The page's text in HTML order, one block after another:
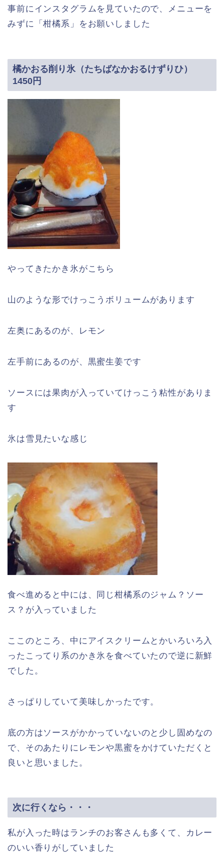
事前にインスタグラムを見ていたので、メニューを
みずに「柑橘系」をお願いしました
橘かおる削り氷（たちばなかおるけずりひ）
1450円
やってきたかき氷がこちら
山のような形でけっこうボリュームがあります
左奥にあるのが、レモン
左手前にあるのが、黒蜜生姜です
ソースには果肉が入っていてけっこう粘性がありま
す
氷は雪見たいな感じ
食べ進めると中には、同じ柑橘系のジャム？ソー
ス？が入っていました
ここのところ、中にアイスクリームとかいろいろ入
ったこってり系のかき氷を食べていたので逆に新鮮
でした。
さっぱりしていて美味しかったです。
底の方はソースがかかっていないのと少し固めなの
で、そのあたりにレモンや黒蜜をかけていただくと
良いと思いました。
次に行くなら・・・
私が入った時はランチのお客さんも多くて、カレー
のいい香りがしていました